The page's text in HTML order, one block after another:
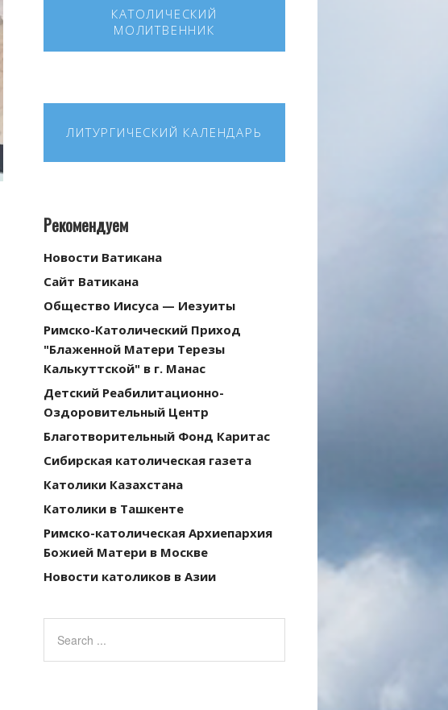
КАТОЛИЧЕСКИЙ
МОЛИТВЕННИК
ЛИТУРГИЧЕСКИЙ КАЛЕНДАРЬ
Рекомендуем
Новости Ватикана
Сайт Ватикана
Общество Иисуса — Иезуиты
Римско-Католический Приход
"Блаженной Матери Терезы
Калькуттской" в г. Манас
Детский Реабилитационно-
Оздоровительный Центр
Благотворительный Фонд Каритас
Сибирская католическая газета
Католики Казахстана
Католики в Ташкенте
Римско-католическая Архиепархия
Божией Матери в Москве
Новости католиков в Азии